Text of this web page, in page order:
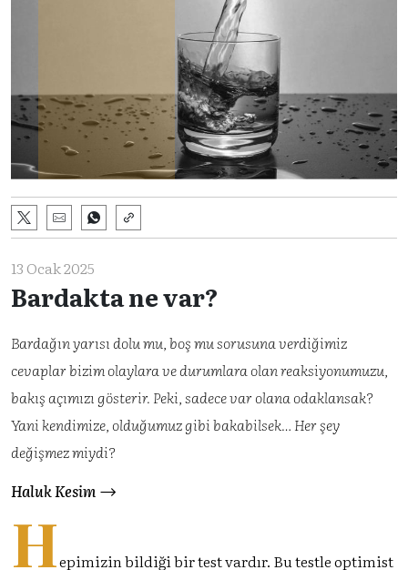
13 Ocak 2025
Bardakta ne var?
Bardağın yarısı dolu mu, boş mu sorusuna verdiğimiz
cevaplar bizim olaylara ve durumlara olan reaksiyonumuzu,
bakış açımızı gösterir. Peki, sadece var olana odaklansak?
Yani kendimize, olduğumuz gibi bakabilsek… Her şey
değişmez miydi?
Haluk Kesim
Hepimizin bildiği bir test vardır. Bu testle optimist